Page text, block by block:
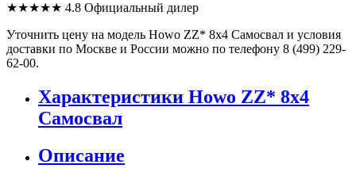
★★★★★ 4.8 Официальный дилер
Уточнить цену на модель Howo ZZ* 8x4 Самосвал и условия
доставки по Москве и России можно по телефону 8 (499) 229-
62-00.
Характеристики Howo ZZ* 8x4
Самосвал
Описание